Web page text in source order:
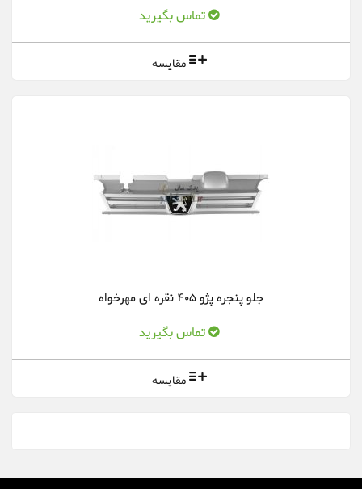
تماس بگیرید
مقایسه
جلو پنجره پژو 405 نقره ای مهرخواه
تماس بگیرید
مقایسه